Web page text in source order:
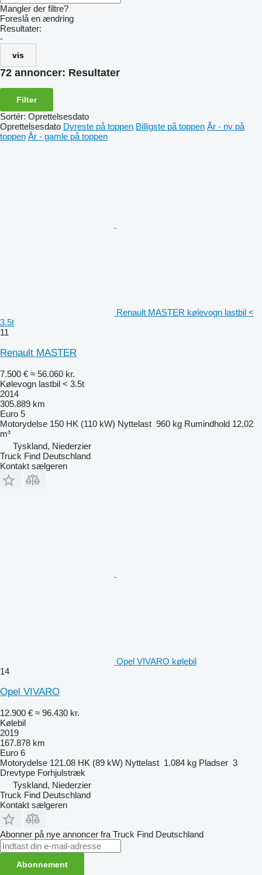
Mangler der filtre?
Foreslå en ændring
Resultater:
-
vis
72 annoncer: Resultater
Filter
Sortér: Oprettelsesdato
Oprettelsesdato Dyreste på toppen Billigste på toppen År - ny på
toppen År - gamle på toppen
Renault MASTER kølevogn lastbil <
3.5t
11
Renault MASTER
7.500 € ≈ 56.060 kr.
Kølevogn lastbil < 3.5t
2014
305.889 km
Euro 5
Motorydelse 150 HK (110 kW) Nyttelast 960 kg Rumindhold 12,02
m³
Tyskland, Niederzier
Truck Find Deutschland
Kontakt sælgeren
Opel VIVARO kølebil
14
Opel VIVARO
12.900 € ≈ 96.430 kr.
Kølebil
2019
167.878 km
Euro 6
Motorydelse 121.08 HK (89 kW) Nyttelast 1.084 kg Pladser 3
Drevtype Forhjulstræk
Tyskland, Niederzier
Truck Find Deutschland
Kontakt sælgeren
Abonner på nye annoncer fra Truck Find Deutschland
Abonnement